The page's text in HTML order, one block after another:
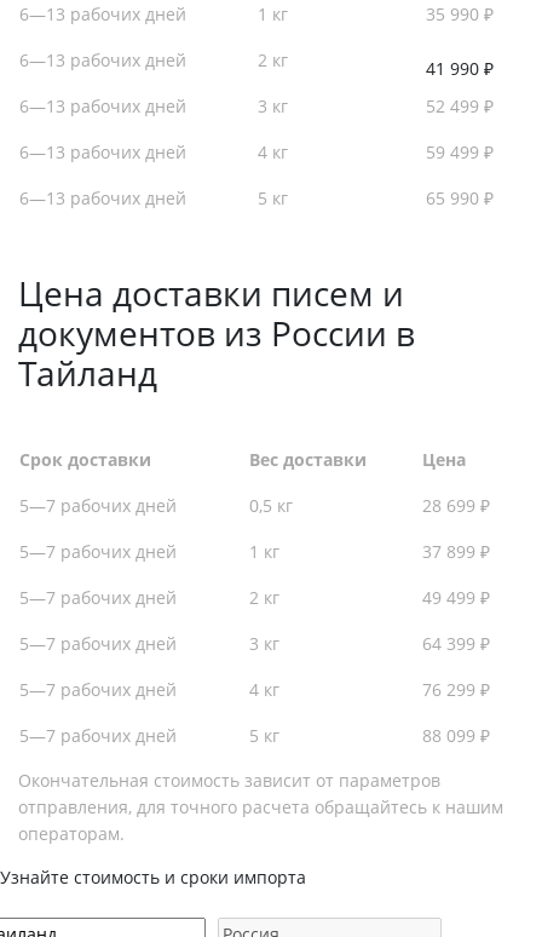
6—13 рабочих дней
1 кг
35 990 ₽
6—13 рабочих дней
2 кг
41 990 ₽
6—13 рабочих дней
3 кг
52 499 ₽
6—13 рабочих дней
4 кг
59 499 ₽
6—13 рабочих дней
5 кг 65 990 ₽
Цена доставки писем и
документов из России в
Тайланд
Срок доставки Вес доставки
Цена
5—7 рабочих дней
0,5 кг
28 699 ₽
5—7 рабочих дней
1 кг
37 899 ₽
5—7 рабочих дней
2 кг
49 499 ₽
5—7 рабочих дней
3 кг
64 399 ₽
5—7 рабочих дней
4 кг
76 299 ₽
5—7 рабочих дней
5 кг
88 099 ₽
Окончательная стоимость зависит от параметров
отправления, для точного расчета обращайтесь к нашим
операторам.
Узнайте стоимость и сроки импорта